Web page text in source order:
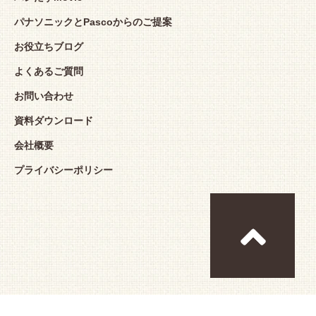
パナソニックとPascoからのご提案
お役立ちブログ
よくあるご質問
お問い合わせ
資料ダウンロード
会社概要
プライバシーポリシー